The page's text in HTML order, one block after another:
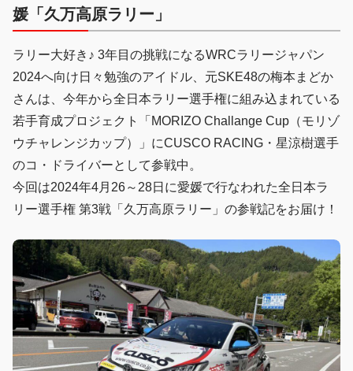
媛「久万高原ラリー」
ラリー大好き♪ 3年目の挑戦になるWRCラリージャパン
2024へ向け日々勉強のアイドル、元SKE48の梅本まどか
さんは、今年から全日本ラリー選手権に組み込まれている
若手育成プロジェクト「MORIZO Challange Cup（モリゾ
ウチャレンジカップ）」にCUSCO RACING・星涼樹選手
のコ・ドライバーとして参戦中。
今回は2024年4月26～28日に愛媛で行なわれた全日本ラ
リー選手権 第3戦「久万高原ラリー」の参戦記をお届け！